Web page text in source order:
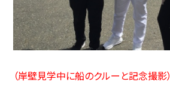
（岸壁見学中に船のクルーと記念撮影）